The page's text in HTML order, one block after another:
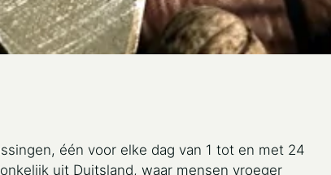
één voor elke dag van 1 tot en met 24
uit Duitsland, waar mensen vroeger